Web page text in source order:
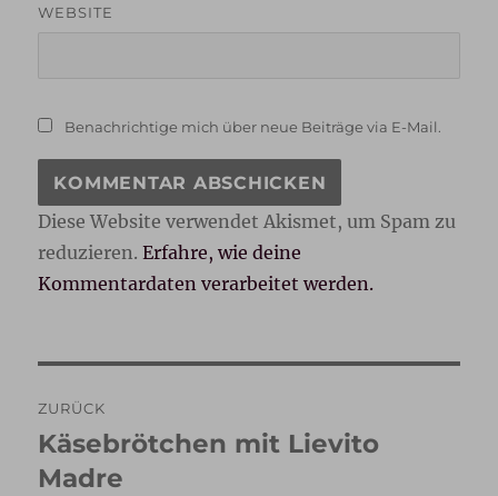
WEBSITE
Benachrichtige mich über neue Beiträge via E-Mail.
Diese Website verwendet Akismet, um Spam zu
reduzieren.Erfahre, wie deine
Kommentardaten verarbeitet werden.
ZURÜCK
Vorheriger
Beitrag:
Käsebrötchen mit Lievito
Madre